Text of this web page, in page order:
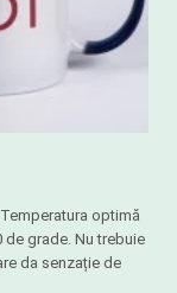
optimă
de grade. Nu trebuie
da senzație de